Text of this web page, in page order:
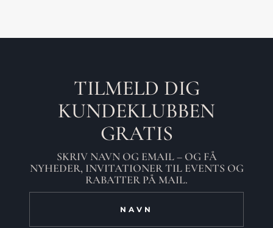
TILMELD DIG
KUNDEKLUBBEN
GRATIS
SKRIV NAVN OG EMAIL – OG FÅ
NYHEDER, INVITATIONER TIL EVENTS OG
RABATTER PÅ MAIL.